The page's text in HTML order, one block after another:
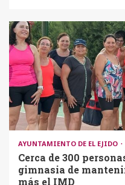
AYUNTAMIENTO DE EL EJIDO
Cerca de 300
gimnasia de
más el IMD